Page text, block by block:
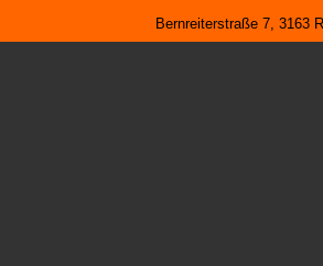
Bernreiterstraße 7, 3163